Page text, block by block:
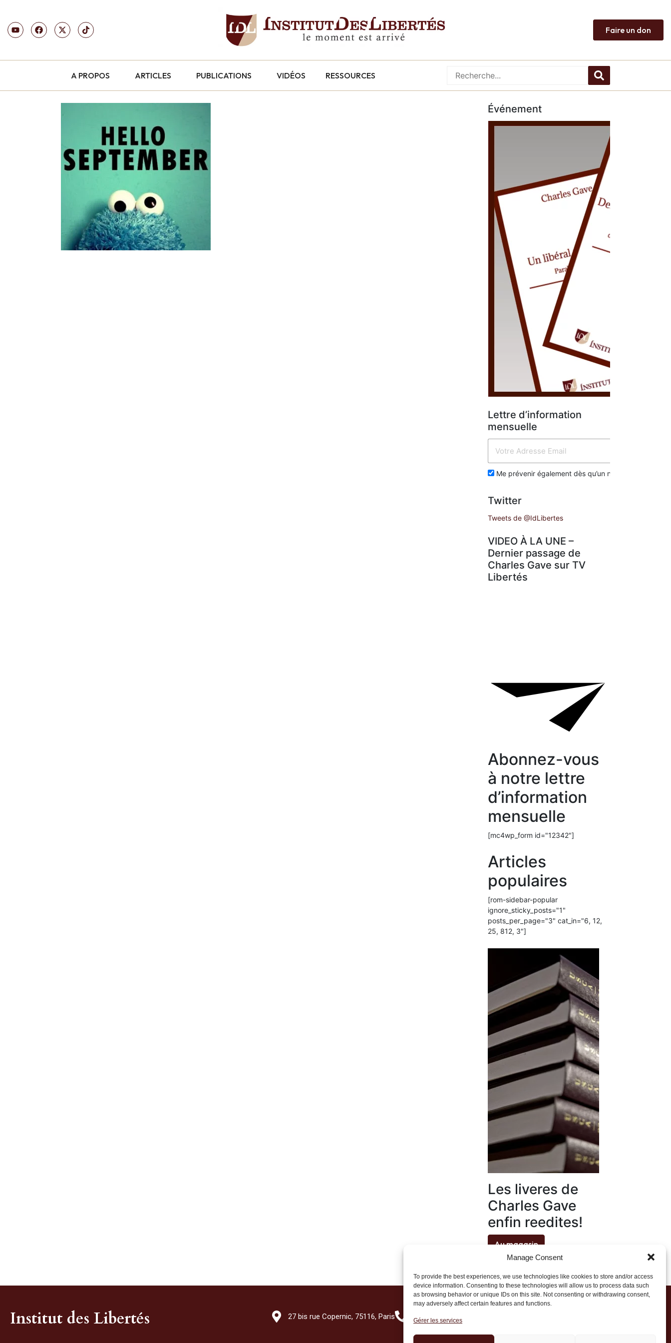
Manage Consent
To provide the best experiences, we use technologies like cookies to store and/or access
device information. Consenting to these technologies will allow us to process data such
as browsing behavior or unique IDs on this site. Not consenting or withdrawing consent,
may adversely affect certain features and functions.
Gérer les services
Faire un don
A PROPOS ARTICLES PUBLICATIONS VIDÉOS RESSOURCES
Événement
Lettre d’information
mensuelle
Me prévenir également dès qu’un nouvel article est
Twitter
Tweets de @IdLibertes
VIDEO À LA UNE –
Dernier passage de
Charles Gave sur TV
Libertés
Abonnez-vous
à notre lettre
d’information
mensuelle
[mc4wp_form id="12342"]
Articles
populaires
[rom-sidebar-popular
ignore_sticky_posts="1"
posts_per_page="3" cat_in="6, 12,
25, 812, 3"]
Les liveres de
Charles Gave
enfin reedites!
Au magasin
Institut des Libertés 27 bis rue Copernic, 75116, Paris +33 (0)1 71 20 45 39